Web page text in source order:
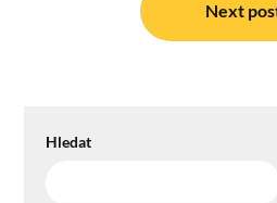
Next
Hledat